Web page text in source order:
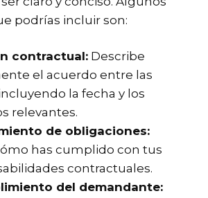
podrías incluir son:
contractual: Describe
el acuerdo entre las
la fecha y los
relevantes.
de obligaciones:
has cumplido con tus
contractuales.
del demandante: